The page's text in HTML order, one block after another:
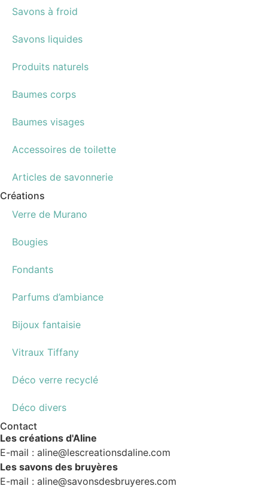
Savons à froid
Savons liquides
Produits naturels
Baumes corps
Baumes visages
Accessoires de toilette
Articles de savonnerie
Créations
Verre de Murano
Bougies
Fondants
Parfums d’ambiance
Bijoux fantaisie
Vitraux Tiffany
Déco verre recyclé
Déco divers
Contact
Les créations d'Aline
E-mail : aline@lescreationsdaline.com
Les savons des bruyères
E-mail : aline@savonsdesbruyeres.com